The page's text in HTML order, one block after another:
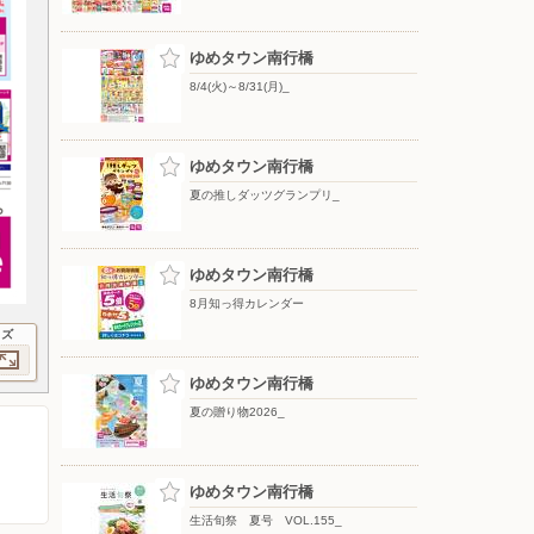
ゆめタウン南行橋
8/4(火)～8/31(月)_
ゆめタウン南行橋
夏の推しダッツグランプリ_
ゆめタウン南行橋
8月知っ得カレンダー
ゆめタウン南行橋
夏の贈り物2026_
ゆめタウン南行橋
生活旬祭 夏号 VOL.155_